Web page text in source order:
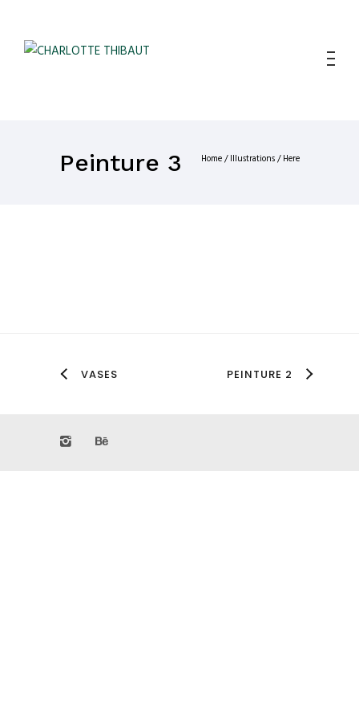
Peinture 3 Home/Illustrations/ Here
VASES PEINTURE 2